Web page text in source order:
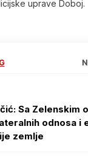
uprave Doboj.
Sa Zelenskim
odnosa i
zemlje